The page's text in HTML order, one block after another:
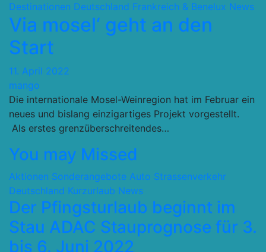
Destinationen Deutschland Frankreich & Benelux News
Via mosel‘ geht an den
Start
11. April 2022
mango
Die internationale Mosel-Weinregion hat im Februar ein
neues und bislang einzigartiges Projekt vorgestellt.
Als erstes grenzüberschreitendes…
You may Missed
Aktionen Sonderangebote Auto Strassenverkehr
Deutschland Kurzurlaub News
Der Pfingsturlaub beginnt im
Stau ADAC Stauprognose für 3.
bis 6. Juni 2022